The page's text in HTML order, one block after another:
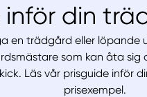
inför din
en trädgård eller löpande
som kan åta sig
Läs vår prisguide inför
prisexempel.